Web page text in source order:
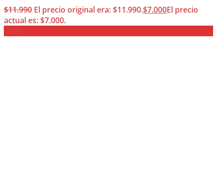
$11.990 El precio original era: $11.990.$7.000El precio
actual es: $7.000.